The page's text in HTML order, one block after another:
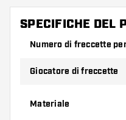
danneggiarsi o
Provate una forma,
variante vi si addice di
SPECIFICHE DEL
Numero di freccette
Giocatore di freccette
Materiale